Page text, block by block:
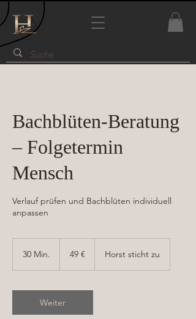
Bachblüten-Beratung
– Folgetermin
Mensch
Verlauf prüfen und Bachblüten individuell
anpassen
30 Min.
i
n
.
49 € Horst sticht zu
Weiter